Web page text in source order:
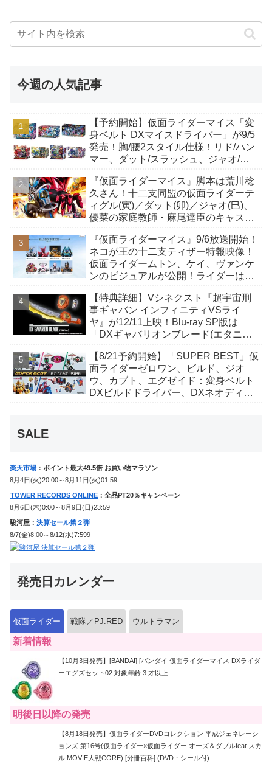
今週の人気記事
【予約開始】仮面ライダーマイス「変
身ベルト DXマイスドライバー」が9/5
発売！胸/腰2スタイル仕様！リド/ハン
マー、ダット/スラッシュ、ジャオ/バ
も！
『仮面ライダーマイス』脚本は荒川稔
久さん！十二支同盟の仮面ライダーテ
ィグル(寅)／ダット(卯)／ジャオ(巳)、
優菜の家庭教師・麻尾達臣のキャスト
んも変身！
『仮面ライダーマイス』9/6放送開始！
ネコが王の十二支ティザー特報映像！
仮面ライダームトン、ケイ、ヴァンケ
ンのビジュアルが公開！ライダーは子
【特典詳細】Vシネクスト『超宇宙刑
事ギャバン インフィニティVSライ
ヤ』が12/11上映！Blu-ray SP版は
「DXギャバリオンブレード(エタニテ
か豪華特典付き！
【8/21予約開始】「SUPER BEST」仮
面ライダーゼロワン、ビルド、ジオ
ウ、カブト、エグゼイド：変身ベルト
DXビルドドライバー、DXネオディケ
SALE
楽天市場 ：ポイント最大49.5倍 お買い物マラソン
8月4日(火)20:00～8月11日(火)01:59
TOWER RECORDS ONLINE ：全品PT20％キャンペーン
8月6日(木)0:00～8月9日(日)23:59
駿河屋： 決算セール第２弾
8/7(金)8:00～8/12(水)7:599
発売日カレンダー
仮面ライダー 戦隊／PJ.RED ウルトラマン
新着情報
【10月3日発売】[BANDAI] [バンダイ 仮面ライダーマイス DXライダ
ーエグズセット02 対象年齢 3 才以上
明後日以降の発売
【8月18日発売】仮面ライダーDVDコレクション 平成ジェネレーシ
ョンズ 第16号(仮面ライダー×仮面ライダー オーズ＆ダブルfeat.スカ
ル MOVIE大戦CORE) [分冊百科] (DVD・シール付)